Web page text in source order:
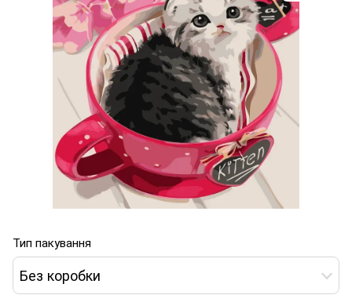
Тип пакування
Без коробки